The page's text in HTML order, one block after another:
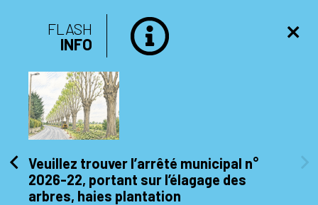
FLASH
INFO
Veuillez trouver l’arrêté municipal n°
2026-22, portant sur l’élagage des
arbres, haies plantation